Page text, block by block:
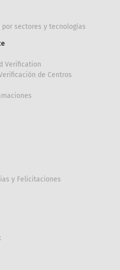
sectores y tecnologías
Verification
de Centros
y Felicitaciones